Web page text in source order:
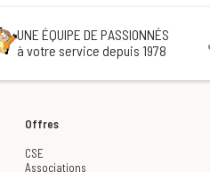
UNE ÉQUIPE DE PASSIONNÉS
à votre service depuis 1978
Offres
CSE
Associations